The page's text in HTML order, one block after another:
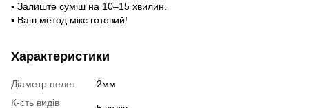
▪ Залиште суміш на 10–15 хвилин.
▪ Ваш метод мікс готовий!
Характеристики
Діаметр пелет
2мм
К-сть видів